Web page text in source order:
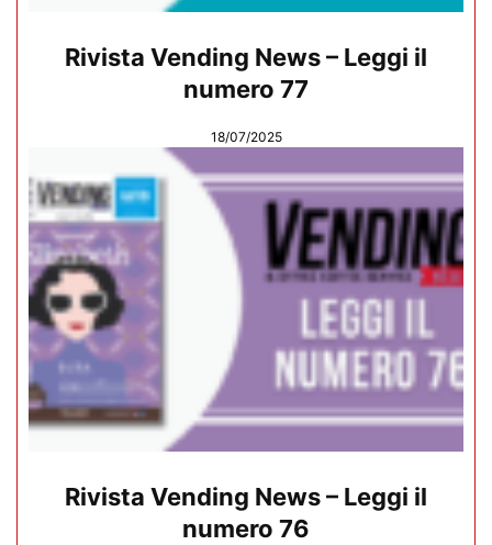
Rivista Vending News – Leggi il
numero 77
18/07/2025
Rivista Vending News – Leggi il
numero 76